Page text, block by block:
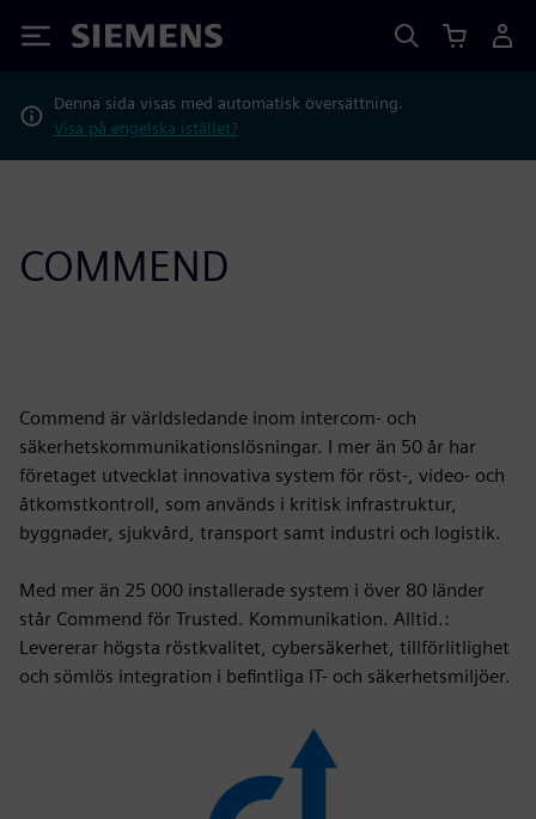
Siemens
Denna sida visas med automatisk översättning.
Visa på engelska istället?
COMMEND
Commend är världsledande inom intercom- och
säkerhetskommunikationslösningar. I mer än 50 år har
företaget utvecklat innovativa system för röst-, video- och
åtkomstkontroll, som används i kritisk infrastruktur,
byggnader, sjukvård, transport samt industri och logistik.
Med mer än 25 000 installerade system i över 80 länder
står Commend för Trusted. Kommunikation. Alltid.:
Levererar högsta röstkvalitet, cybersäkerhet, tillförlitlighet
och sömlös integration i befintliga IT- och säkerhetsmiljöer.